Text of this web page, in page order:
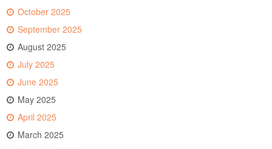
October 2025
September 2025
August 2025
July 2025
June 2025
May 2025
April 2025
March 2025